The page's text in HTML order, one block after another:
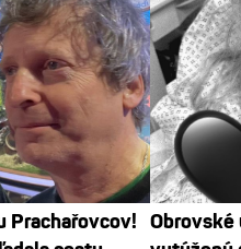
Prachařovcov! Obrovské